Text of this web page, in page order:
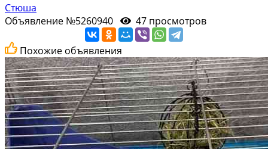
Стюша
Объявление №5260940
47 просмотров
Похожие объявления